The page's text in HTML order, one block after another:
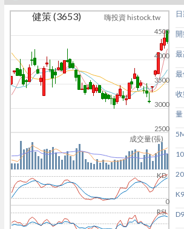
成交量(張)
KD
RSI
健策 (3653) 嗨投資 histock.tw
2500
3000
3500
4000
4500
0
開
收
量
K9
D9